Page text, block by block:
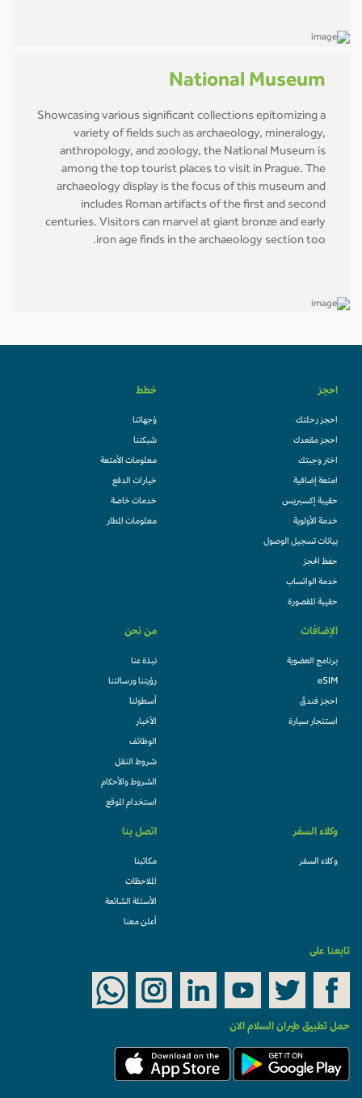
National Museum
Showcasing various significant collections epitomizing a
variety of fields such as archaeology, mineralogy,
anthropology, and zoology, the National Museum is
among the top tourist places to visit in Prague. The
archaeology display is the focus of this museum and
includes Roman artifacts of the first and second
centuries. Visitors can marvel at giant bronze and early
iron age finds in the archaeology section too.
احجز
احجز رحلتك
احجز مقعدك
اختر وجبتك
امتعة إضافية
حقيبة إكسبريس
خدمة الأولوية
بيانات تسجيل الوصول
حفظ الحجز
خدمة الواتساب
حقيبة المقصورة
خطط
وُجهاتنا
شبكتنا
معلومات الأمتعة
خيارات الدفع
خدمات خاصة
معلومات المطار
الإضافات
برنامج العضوية
eSIM
احجز فندقً
استئجار سيارة
من نحن
نبذة عنا
رؤيتنا ورسالتنا
أسطولنا
الأخبار
الوظائف
شروط النقل
الشروط والأحكام
استخدام الموقع
وكلاء السفر
وكلاء السفر
اتصل بنا
مكاتبنا
الملاحظات
الأسئلة الشائعة
أعلن معنا
تابعنا على
حمل تطبيق طيران السلام الان